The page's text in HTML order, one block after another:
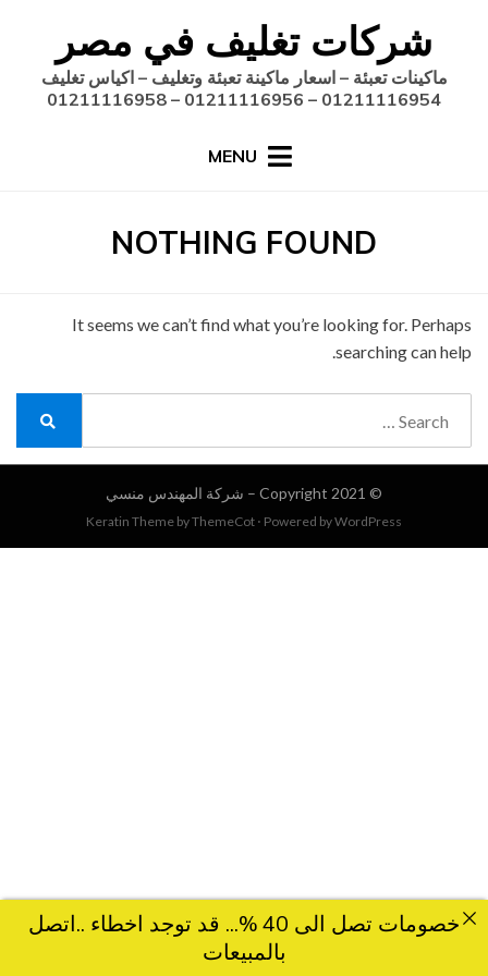
content
شركات تغليف في مصر
ماكينات تعبئة – اسعار ماكينة تعبئة وتغليف – اكياس تغليف
01211116954 – 01211116956 – 01211116958
MENU
NOTHING FOUND
It seems we can’t find what you’re looking for. Perhaps
searching can help.
© Copyright 2021 – شركة المهندس منسي
Keratin Theme byThemeCot ⋅ Powered byWordPress
خصومات تصل الى 40 %... قد توجد اخطاء ..اتصل
بالمبيعات